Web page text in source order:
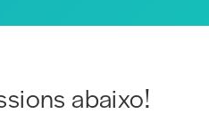
abaixo!